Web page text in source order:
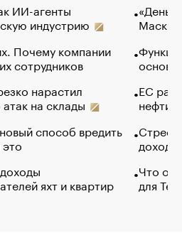
ИИ-агенты
индустрию
Почему компании
сотрудников
нарастил
на склады
способ вредить
яхт и квартир
Маск в
основ
ЕС
нефти
Что
для